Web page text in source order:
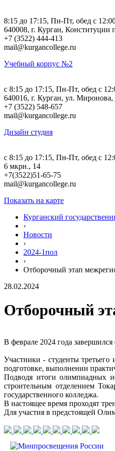
8:15 до 17:15, Пн-Пт, обед с
640008, г. Курган, Конституции
+7 (3522) 444-413
mail@kurgancollege.ru
Учебный корпус №2
c 8:15 до 17:15, Пн-Пт, обед с
640016, г. Курган, ул. Миронова,
+7 (3522) 548-657
mail@kurgancollege.ru
Дизайн студия
c 8:15 до 17:15, Пн-Пт, обед с
6 мкрн., 14
+7(3522)51-65-75
mail@kurgancollege.ru
Показать на карте
Курганский
›
Новости
›
2024-1пол
›
Отборочный этап
28.02.2024
Отборочный
В феврале 2024 года
Участники - студенты третьего
подготовке, выполнении
Подводя итоги олимпиадных
строительным отделением
государственного колледжа.
В настоящее время проходят
Для участия в предстоящей